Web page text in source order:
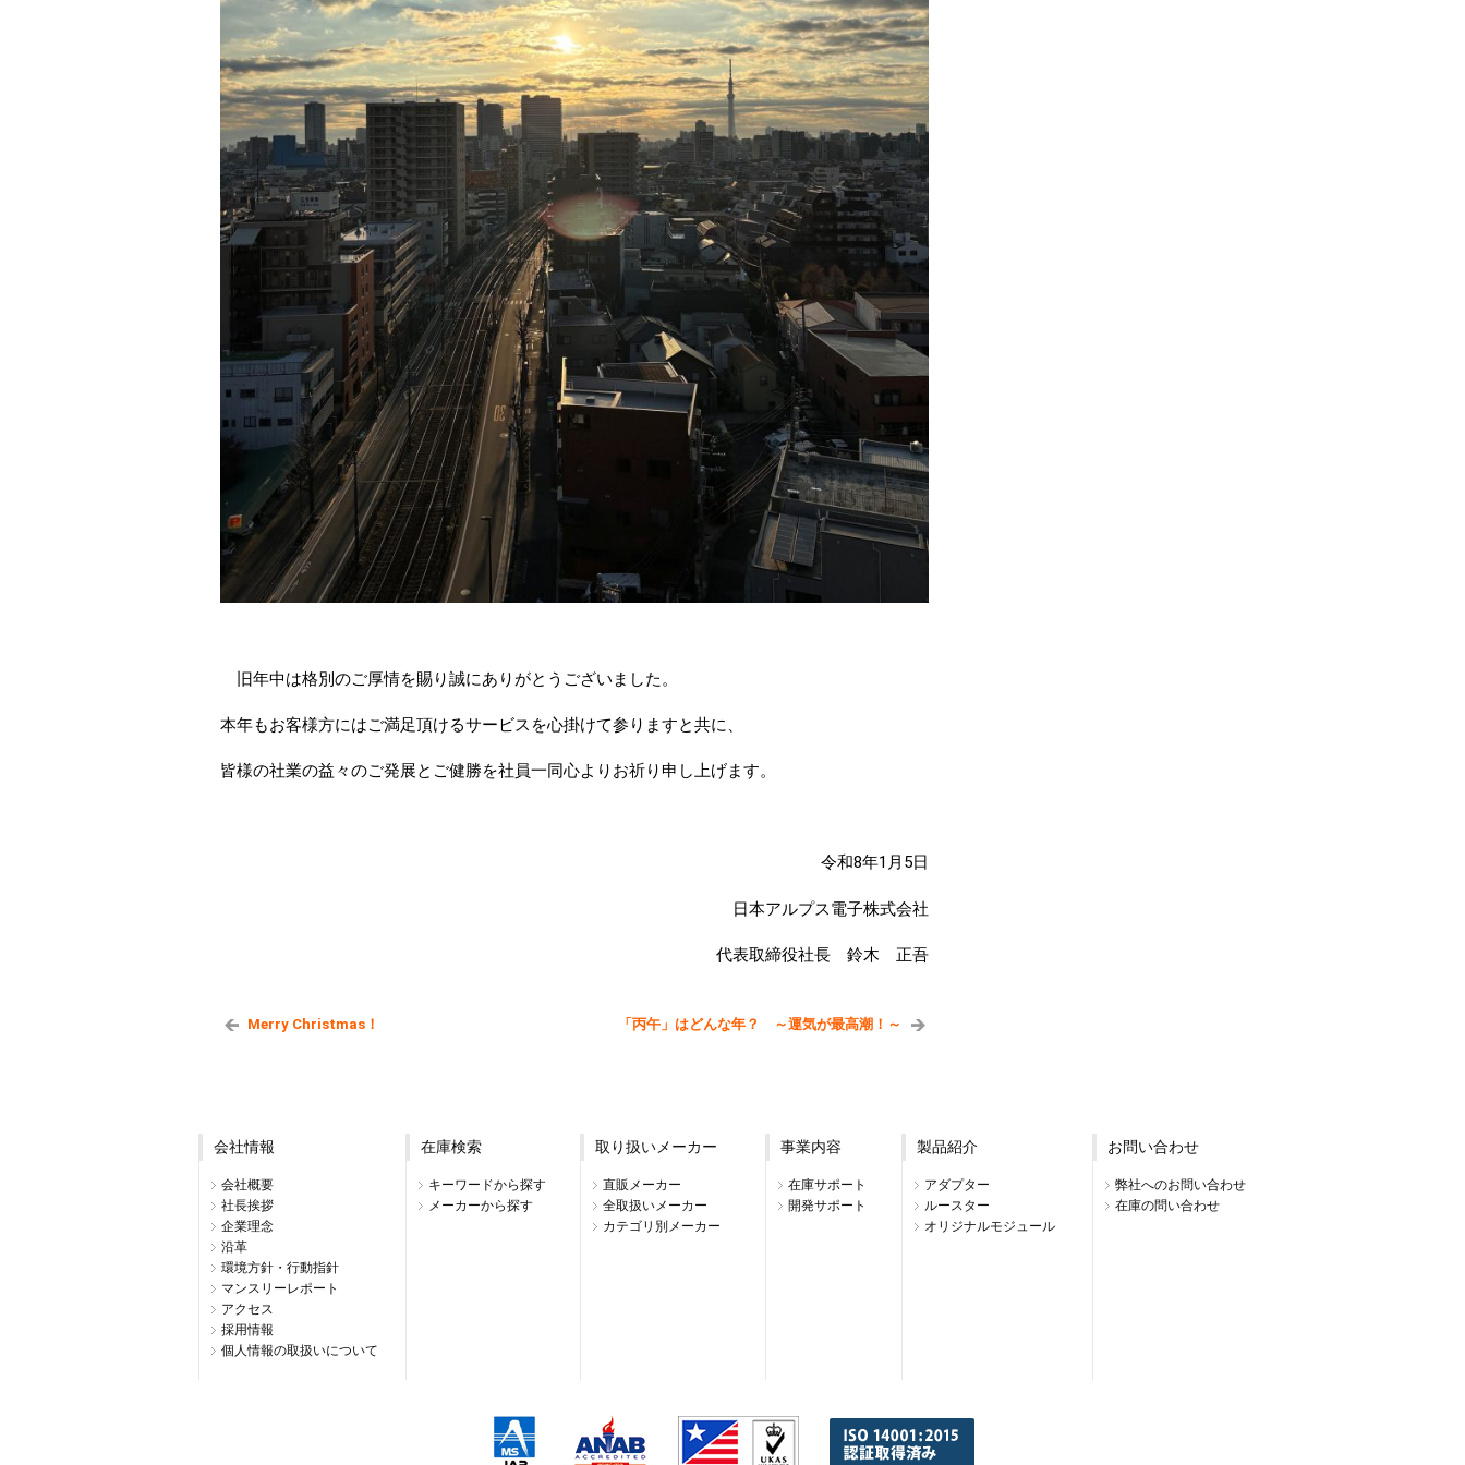
旧年中は格別のご厚情を賜り誠にありがとうございました。
本年もお客様方にはご満足頂けるサービスを心掛けて参りますと共に、
皆様の社業の益々のご発展とご健勝を社員一同心よりお祈り申し上げます。
令和8年1月5日
日本アルプス電子株式会社
代表取締役社長 鈴木 正吾
Merry Christmas！ 「丙午」はどんな年？ ～運気が最高潮！～
会社情報
会社概要
社長挨拶
企業理念
沿革
環境方針・行動指針
マンスリーレポート
アクセス
採用情報
個人情報の取扱いについて
在庫検索
キーワードから探す
メーカーから探す
取り扱いメーカー
直販メーカー
全取扱いメーカー
カテゴリ別メーカー
事業内容
在庫サポート
開発サポート
製品紹介
アダプター
ルースター
オリジナルモジュール
お問い合わせ
弊社へのお問い合わせ
在庫の問い合わせ